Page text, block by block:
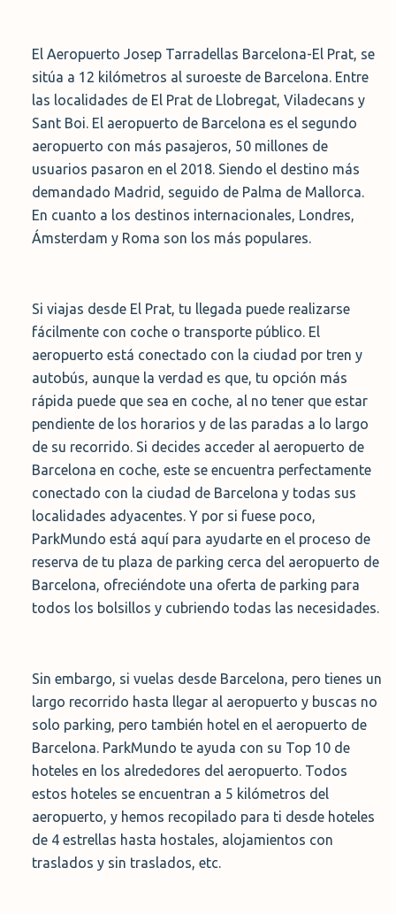
El Aeropuerto Josep Tarradellas Barcelona-El Prat, se
sitúa a 12 kilómetros al suroeste de Barcelona. Entre
las localidades de El Prat de Llobregat, Viladecans y
Sant Boi. El aeropuerto de Barcelona es el segundo
aeropuerto con más pasajeros, 50 millones de
usuarios pasaron en el 2018. Siendo el destino más
demandado Madrid, seguido de Palma de Mallorca.
En cuanto a los destinos internacionales, Londres,
Ámsterdam y Roma son los más populares.
Si viajas desde El Prat, tu llegada puede realizarse
fácilmente con coche o transporte público. El
aeropuerto está conectado con la ciudad por tren y
autobús, aunque la verdad es que, tu opción más
rápida puede que sea en coche, al no tener que estar
pendiente de los horarios y de las paradas a lo largo
de su recorrido. Si decides acceder al aeropuerto de
Barcelona en coche, este se encuentra perfectamente
conectado con la ciudad de Barcelona y todas sus
localidades adyacentes. Y por si fuese poco,
ParkMundo está aquí para ayudarte en el proceso de
reserva de tu plaza de parking cerca del aeropuerto de
Barcelona, ofreciéndote una oferta de parking para
todos los bolsillos y cubriendo todas las necesidades.
Sin embargo, si vuelas desde Barcelona, pero tienes un
largo recorrido hasta llegar al aeropuerto y buscas no
solo parking, pero también hotel en el aeropuerto de
Barcelona. ParkMundo te ayuda con su Top 10 de
hoteles en los alrededores del aeropuerto. Todos
estos hoteles se encuentran a 5 kilómetros del
aeropuerto, y hemos recopilado para ti desde hoteles
de 4 estrellas hasta hostales, alojamientos con
traslados y sin traslados, etc.